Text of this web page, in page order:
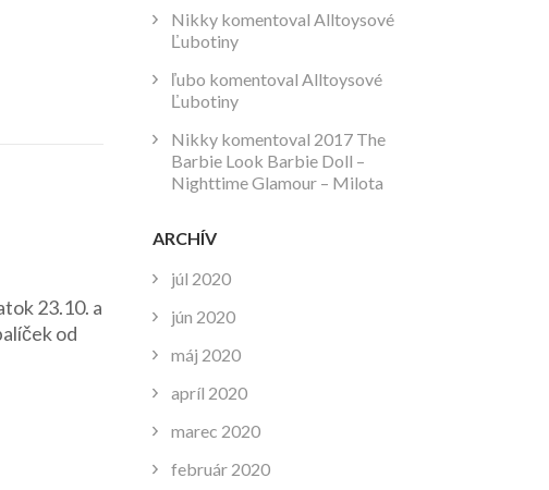
23.10. a
od
Nikkykomentoval Alltoysové
Ľubotiny
ľubo komentoval Alltoysové
Ľubotiny
Nikkykomentoval 2017 The
Barbie Look Barbie Doll –
Nighttime Glamour – Milota
ARCHÍV
júl 2020
jún 2020
máj 2020
apríl 2020
marec 2020
február 2020